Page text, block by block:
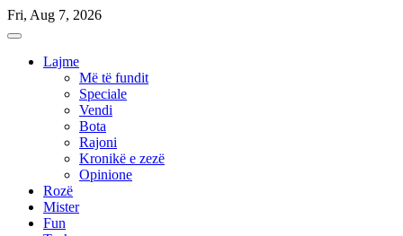
Skip
to
Fri, Aug 7, 2026
Lajme
Më të fundit
Speciale
Vendi
Bota
Rajoni
Kronikë e zezë
Opinione
Rozë
Mister
Fun